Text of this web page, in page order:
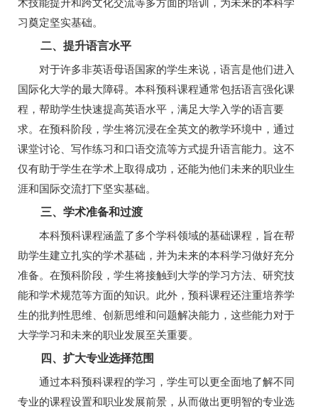
习奠定坚实基础。
二、提升语言水平
对于许多非英语母语国家的学生来说，语言是他们进入
国际化大学的最大障碍。本科预科课程通常包括语言强化课
程，帮助学生快速提高英语水平，满足大学入学的语言要
求。在预科阶段，学生将沉浸在全英文的教学环境中，通过
课堂讨论、写作练习和口语交流等方式提升语言能力。这不
仅有助于学生在学术上取得成功，还能为他们未来的职业生
涯和国际交流打下坚实基础。
三、学术准备和过渡
本科预科课程涵盖了多个学科领域的基础课程，旨在帮
助学生建立扎实的学术基础，并为未来的本科学习做好充分
准备。在预科阶段，学生将接触到大学的学习方法、研究技
能和学术规范等方面的知识。此外，预科课程还注重培养学
生的批判性思维、创新思维和问题解决能力，这些能力对于
大学学习和未来的职业发展至关重要。
四、扩大专业选择范围
通过本科预科课程的学习，学生可以更全面地了解不同
专业的课程设置和职业发展前景，从而做出更明智的专业选